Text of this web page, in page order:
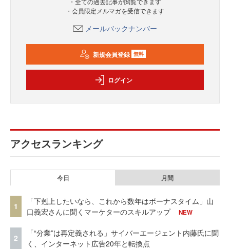
・会員限定メルマガを受信できます
メールバックナンバー
新規会員登録 無料
ログイン
アクセスランキング
今日 月間
1
「下剋上したいなら、これから数年はボーナスタイム」山
口義宏さんに聞くマーケターのスキルアップ
NEW
2
「“分業”は再定義される」サイバーエージェント内藤氏に聞
く、インターネット広告20年と転換点